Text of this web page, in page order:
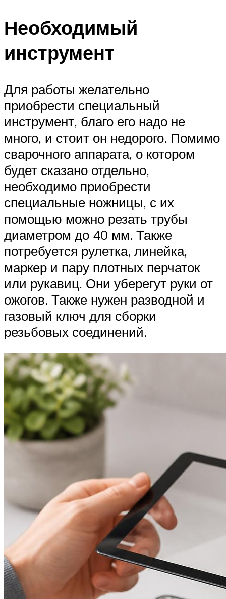
Необходимый
инструмент
Для работы желательно
приобрести специальный
инструмент, благо его надо не
много, и стоит он недорого. Помимо
сварочного аппарата, о котором
будет сказано отдельно,
необходимо приобрести
специальные ножницы, с их
помощью можно резать трубы
диаметром до 40 мм. Также
потребуется рулетка, линейка,
маркер и пару плотных перчаток
или рукавиц. Они уберегут руки от
ожогов. Также нужен разводной и
газовый ключ для сборки
резьбовых соединений.